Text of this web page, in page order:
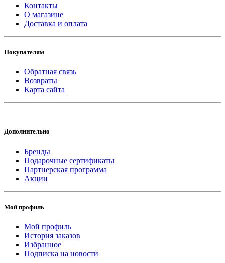
Контакты
О магазине
Доставка и оплата
Покупателям
Обратная связь
Возвраты
Карта сайта
Дополнительно
Бренды
Подарочные сертификаты
Партнерская программа
Акции
Мой профиль
Мой профиль
История заказов
Избранное
Подписка на новости